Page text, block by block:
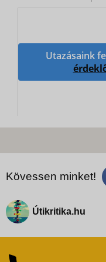
Utazásaink
Kövessen minket!
Útikritika.hu